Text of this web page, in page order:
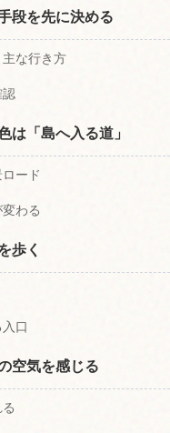
段を先に決める
な行き方
認
は「島へ入る道」
ード
わる
歩く
口
空気を感じる